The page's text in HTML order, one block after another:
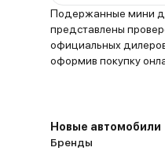
Подержанные мини
представлены
официальных
оформив покупку
Новые автомобили
Бренды